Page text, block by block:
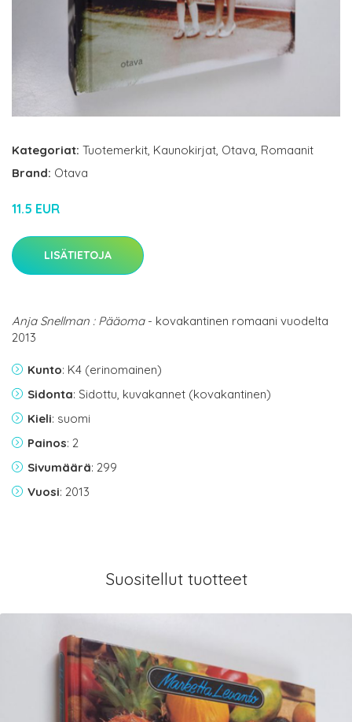
Kategoriat: Tuotemerkit, Kaunokirjat, Otava, Romaanit
Brand: Otava
11.5 EUR
LISÄTIETOJA
Anja Snellman : Pääoma- kovakantinen romaani vuodelta
2013
Kunto: K4 (erinomainen)
Sidonta: Sidottu, kuvakannet (kovakantinen)
Kieli: suomi
Painos: 2
Sivumäärä: 299
Vuosi: 2013
Suositellut tuotteet